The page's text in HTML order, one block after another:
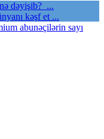
dəyişib? ...
kəşf et ...
abunəçilərin sayı